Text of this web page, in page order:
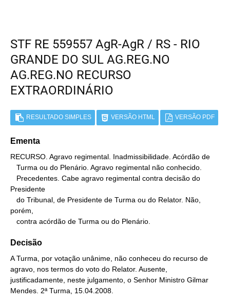
STF RE 559557 AgR-AgR / RS - RIO
GRANDE DO SUL AG.REG.NO
AG.REG.NO RECURSO
EXTRAORDINÁRIO
RESULTADO SIMPLES VERSÃO HTML VERSÃO PDF
Ementa
RECURSO. Agravo regimental. Inadmissibilidade. Acórdão de
Presidente
porém,
   contra acórdão de Turma ou do Plenário.
Decisão
A Turma, por votação unânime, não conheceu do recurso de
agravo, nos termos do voto do Relator. Ausente,
justificadamente, neste julgamento, o Senhor Ministro Gilmar
Mendes. 2ª Turma, 15.04.2008.